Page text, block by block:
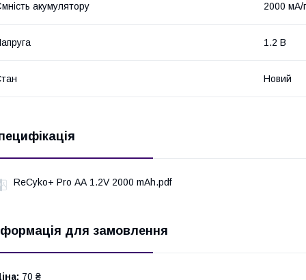
акумулятору 2000 мА/
1.2 В
Новий
ReCyko+ Pro АА 1.2V 2000 mAh.pdf
для замовлення
70 ₴